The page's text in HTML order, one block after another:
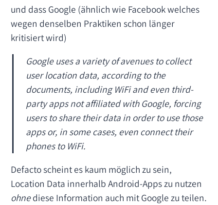
und dass Google (ähnlich wie Facebook welches
wegen denselben Praktiken schon länger
kritisiert wird)
Google uses a variety of avenues to collect
user location data, according to the
documents, including WiFi and even third-
party apps not affiliated with Google, forcing
users to share their data in order to use those
apps or, in some cases, even connect their
phones to WiFi.
Defacto scheint es kaum möglich zu sein,
Location Data innerhalb Android-Apps zu nutzen
ohnediese Information auch mit Google zu teilen.